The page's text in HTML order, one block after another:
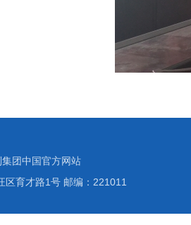
团中国官方网站
区育才路1号 邮编：221011